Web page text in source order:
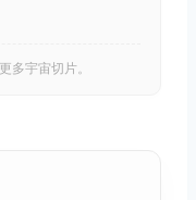
多宇宙切片。